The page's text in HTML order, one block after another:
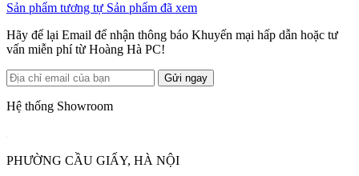
Sản phẩm tương tự Sản phẩm đã xem
Hãy để lại Email để nhận thông báo Khuyến mại hấp dẫn hoặc tư
vấn miễn phí từ Hoàng Hà PC!
Gửi ngay
Hệ thống Showroom
PHƯỜNG CẦU GIẤY, HÀ NỘI